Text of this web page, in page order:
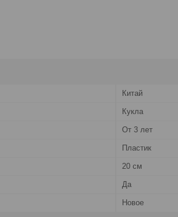
Китай
Кукла
От 3 лет
Пластик
20 см
Да
Новое